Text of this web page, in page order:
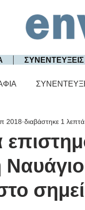
ΣΥΝΕΝΤΕΥΞΕΙΣ
2018 διαβάστηκε 1 λεπτά